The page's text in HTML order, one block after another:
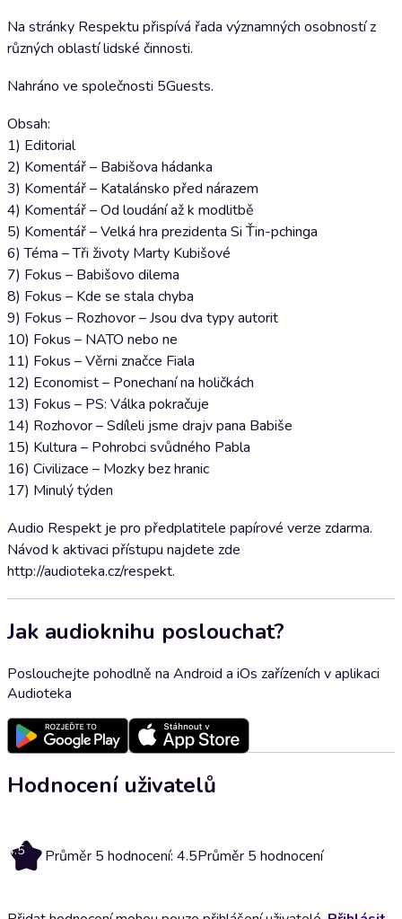
Na stránky Respektu přispívá řada významných osobností z
různých oblastí lidské činnosti.
Nahráno ve společnosti 5Guests.
Obsah:
1) Editorial
2) Komentář – Babišova hádanka
3) Komentář – Katalánsko před nárazem
4) Komentář – Od loudání až k modlitbě
5) Komentář – Velká hra prezidenta Si Ťin-pchinga
6) Téma – Tři životy Marty Kubišové
7) Fokus – Babišovo dilema
8) Fokus – Kde se stala chyba
9) Fokus – Rozhovor – Jsou dva typy autorit
10) Fokus – NATO nebo ne
11) Fokus – Věrni značce Fiala
12) Economist – Ponechaní na holičkách
13) Fokus – PS: Válka pokračuje
14) Rozhovor – Sdíleli jsme drajv pana Babiše
15) Kultura – Pohrobci svůdného Pabla
16) Civilizace – Mozky bez hranic
17) Minulý týden
Audio Respekt je pro předplatitele papírové verze zdarma.
Návod k aktivaci přístupu najdete zde
http://audioteka.cz/respekt.
Jak audioknihu poslouchat?
Poslouchejte pohodlně na Android a iOs zařízeních v aplikaci
Audioteka
Hodnocení uživatelů
4.5 Průměr 5 hodnocení: 4.5Průměr 5 hodnocení